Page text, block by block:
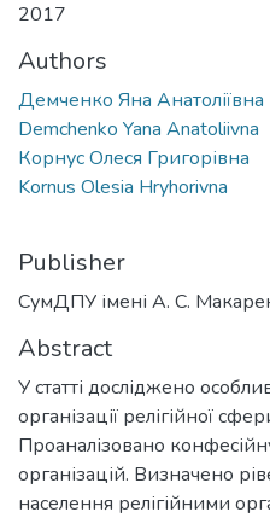
2017
Authors
Демченко Яна Анатоліївна
Demchenko Yana Anatoliivna
Корнус Олеся Григорівна
Kornus Olesia Hryhorivna
Publisher
СумДПУ імені А. С.
Abstract
У статті досліджено
організації релігійної
Проаналізовано
організацій. Визначено
населення релігійними